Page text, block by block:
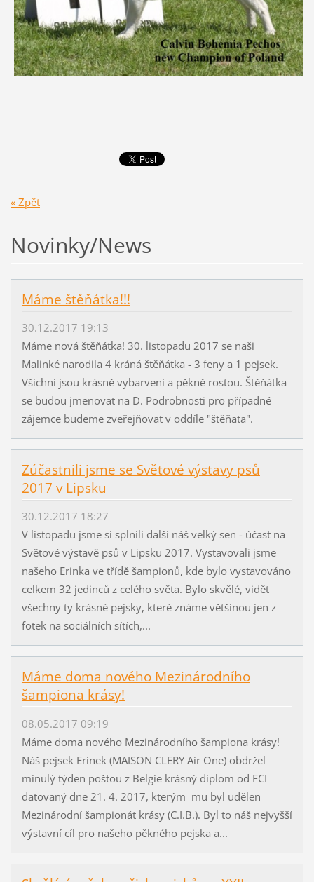
« Zpět
Novinky/News
Máme štěňátka!!!
30.12.2017 19:13
Máme nová štěňátka! 30. listopadu 2017 se naši
Malinké narodila 4 kráná štěňátka - 3 feny a 1 pejsek.
Všichni jsou krásně vybarvení a pěkně rostou. Štěňátka
se budou jmenovat na D. Podrobnosti pro případné
zájemce budeme zveřejňovat v oddíle "štěňata".
Zúčastnili jsme se Světové výstavy psů
2017 v Lipsku
30.12.2017 18:27
V listopadu jsme si splnili další náš velký sen - účast na
Světové výstavě psů v Lipsku 2017. Vystavovali jsme
našeho Erinka ve třídě šampionů, kde bylo vystavováno
celkem 32 jedinců z celého světa. Bylo skvělé, vidět
všechny ty krásné pejsky, které známe většinou jen z
fotek na sociálních sítích,...
Máme doma nového Mezinárodního
šampiona krásy!
08.05.2017 09:19
Máme doma nového Mezinárodního šampiona krásy!
Náš pejsek Erinek (MAISON CLERY Air One) obdržel
minulý týden poštou z Belgie krásný diplom od FCI
datovaný dne 21. 4. 2017, kterým mu byl udělen
Mezinárodní šampionát krásy (C.I.B.). Byl to náš nejvyšší
výstavní cíl pro našeho pěkného pejska a...